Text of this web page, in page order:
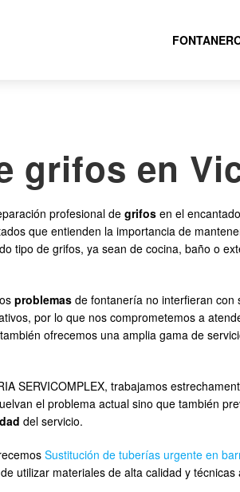
grifos en
profesional de grifos en el
que entienden la importancia de
tipo de grifos, ya sean de cocina, baño o
problemas de fontanería no interfieran
por lo que nos comprometemos a
ofrecemos una amplia gama de
SERVICOMPLEX, trabajamos
el problema actual sino que también
del servicio.
Sustitución de tuberías urgente en
utilizar materiales de alta calidad y